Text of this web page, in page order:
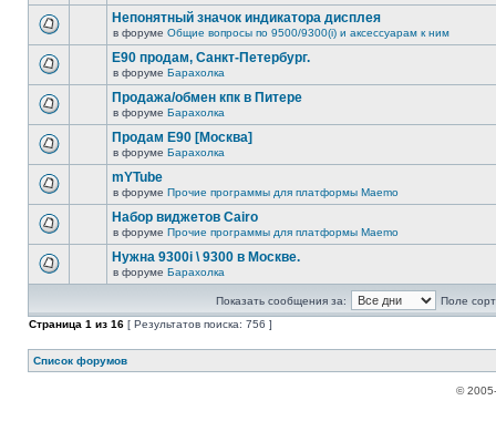
Непонятный значок индикатора дисплея
в форуме Общие вопросы по 9500/9300(i) и аксессуарам к ним
Е90 продам, Санкт-Петербург.
в форуме Барахолка
Продажа/обмен кпк в Питере
в форуме Барахолка
Продам E90 [Москва]
в форуме Барахолка
mYTube
в форуме Прочие программы для платформы Maemo
Набор виджетов Cairo
в форуме Прочие программы для платформы Maemo
Нужна 9300i \ 9300 в Москве.
в форуме Барахолка
Показать сообщения за:
Поле
Страница 1 из 16 [ Результатов поиска: 756 ]
Список форумов
©